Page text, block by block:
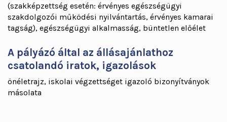
(szakképzettség esetén: érvényes egészségügyi
szakdolgozói működési nyilvántartás, érvényes kamarai
tagság), egészségügyi alkalmasság, büntetlen előélet
A pályázó által az állásajánlathoz
csatolandó iratok, igazolások
önéletrajz, iskolai végzettséget igazoló bizonyítványok
másolata